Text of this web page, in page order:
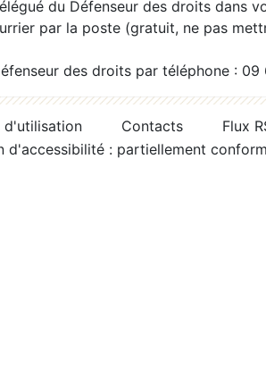
du Défenseur des droits dans
par la poste (gratuit, ne pas
des droits par téléphone :
d'utilisation Contacts
Flux
d'accessibilité : partiellement